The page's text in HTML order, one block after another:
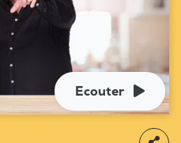
Ecouter